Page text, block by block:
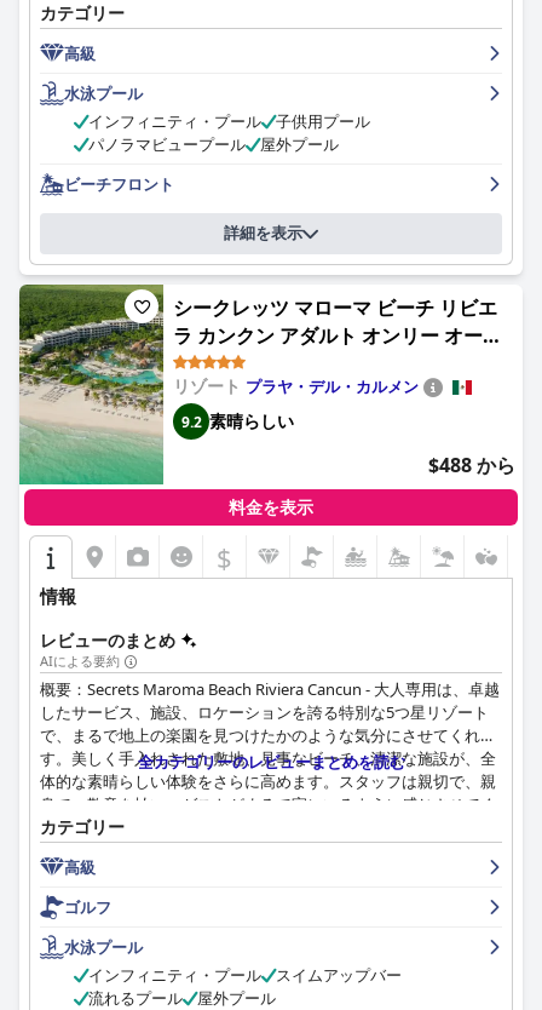
たす場所です。ホテルが企画するピクニック、海でのブランチ、
夜空の観察、シュノーケリング、バハ地域を探索するオフロー
ド・アドベンチャーへの参加、たくさんのウォーター・アクティ
ビティを体験してください。
カテゴリー
高級
水泳プール
インフィニティ・プール
子供用プール
パノラマビュープール
屋外プール
ビーチフロント
詳細を表示
シークレッツ マローマ ビーチ リビエ
ラ カンクン アダルト オンリー オール
インクルーシブ (Secrets Maroma
Beach Riviera Cancun - Adults
only)
リゾート プラヤ・デル・カルメン
9.2 素晴らしい
$488 から
料金を表示
$
情報
レビューのまとめ
AIによる要約
概要：Secrets Maroma Beach Riviera Cancun - 大人専用は、卓越
したサービス、施設、ロケーションを誇る特別な5つ星リゾート
で、まるで地上の楽園を見つけたかのような気分にさせてくれま
す。美しく手入れされた敷地、見事なビーチ、清潔な施設が、全
体的な素晴らしい体験をさらに高めます。スタッフは親切で、親
身で、敬意を払い、ゲストがまるで家にいるように感じさせてく
れます。レストランや食事について懸念を表明する人もいます
が、全体的な体験がそれを補ってくれます。忘れられない休暇を
お探しなら、Secrets Maroma Beach Riviera Cancunは非常にお
すすめです。
全カテゴリーのレビューまとめを読む
カテゴリー
高級
ゴルフ
水泳プール
インフィニティ・プール
スイムアップバー
流れるプール
屋外プール